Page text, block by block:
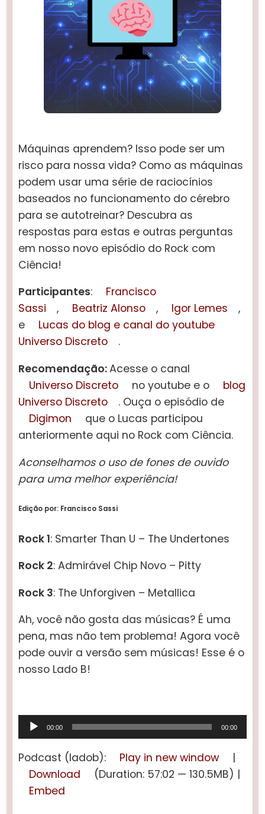
Máquinas aprendem? Isso pode ser um
risco para nossa vida? Como as máquinas
podem usar uma série de raciocínios
baseados no funcionamento do cérebro
para se autotreinar? Descubra as
respostas para estas e outras perguntas
em nosso novo episódio do Rock com
Ciência!
Participantes:
Francisco
Sassi
, Beatriz Alonso , Igor Lemes
,
e
Lucas do blog e canal do youtube
Universo Discreto
.
Recomendação:
Universo Discreto
no youtube e o
blog
Universo Discreto
Digimon
que o Lucas participou
anteriormente aqui no Rock com Ciência.
Aconselhamos o uso de fones de ouvido
para uma melhor experiência!
Edição por: Francisco Sassi
Rock 1: Smarter Than U – The Undertones
Rock 2: Admirável Chip Novo – Pitty
Rock 3: The Unforgiven – Metallica
Ah, você não gosta das músicas? É uma
pena, mas não tem problema! Agora você
pode ouvir a versão sem músicas! Esse é o
nosso Lado B!
Tocador
de
áudio
00:00 00:00
Podcast (ladob): Play in new window
Download
Embed